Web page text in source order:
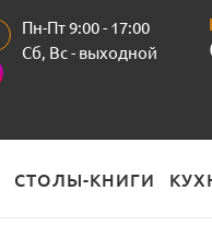
Пн-Пт 9:00 - 17:00
Cб, Вс - выходной
СТОЛЫ-КНИГИ